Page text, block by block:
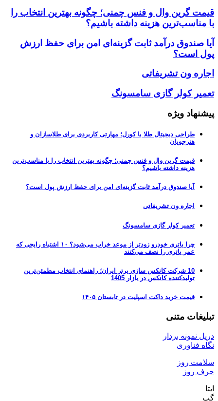
قیمت گرین وال و فنس چمنی؛ چگونه بهترین انتخاب را
با مناسب‌ترین هزینه داشته باشیم؟
آیا صندوق درآمد ثابت گزینه‌ای امن برای حفظ ارزش
پول است؟
اجاره ون تشریفاتی
تعمیر کولر گازی سامسونگ
پیشنهاد ویژه
طراحی دیجیتال طلا با کورل؛ مهارتی کاربردی برای طلاسازان و
هنرجویان
قیمت گرین وال و فنس چمنی؛ چگونه بهترین انتخاب را با مناسب‌ترین
هزینه داشته باشیم؟
آیا صندوق درآمد ثابت گزینه‌ای امن برای حفظ ارزش پول است؟
اجاره ون تشریفاتی
تعمیر کولر گازی سامسونگ
چرا باتری خودرو زودتر از موعد خراب می‌شود؟ ۱۰ اشتباه رایجی که
عمر باتری را نصف می‌کنند
10 شرکت کانکس سازی برتر ایران؛ راهنمای انتخاب مطمئن‌ترین
تولیدکننده کانکس در بازار 1405
قیمت خرید داکت اسپلیت در تابستان ۱۴۰۵
تبلیغات متنی
دریل نمونه بردار
نگاه فناوری
سلامت روز
حرف روز
ایتا
گپ